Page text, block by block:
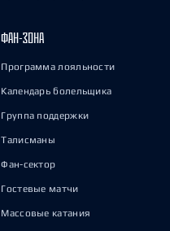
ФАН-ЗОНА
Программа лояльности
Календарь болельщика
Группа поддержки
Талисманы
Фан-сектор
Гостевые матчи
Массовые катания